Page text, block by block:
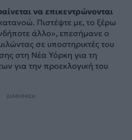
να επικεντρώνονται
Πιστέψτε με, το ξέρω
άλλο», επεσήμανε ο
σε υποστηρικτές του
στη Νέα Υόρκη για τη
για την προεκλογική του
ΔΙΑΦΗΜΙΣΗ